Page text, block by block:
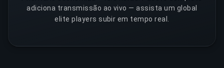
adiciona transmissão ao vivo — assista um global
elite players subir em tempo real.